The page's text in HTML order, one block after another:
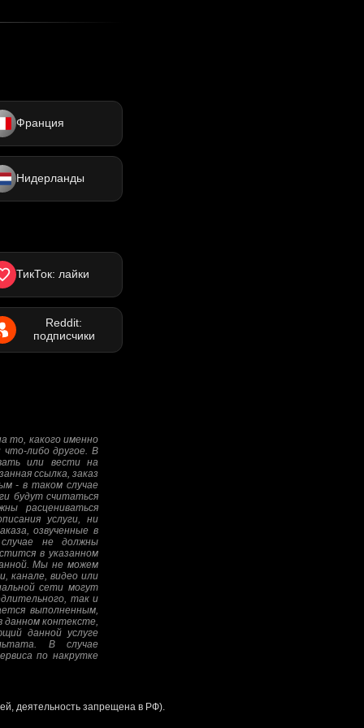
Франция
Нидерланды
ТикТок: лайки
Reddit:
подписчики
то, какого именно
либо другое. В
или вести на
ссылка, заказ
- в таком случае
будут считаться
расцениваться
услуги, ни
озвученные в
не должны
в указанном
Мы не можем
канале, видео или
сети могут
так и
выполненным,
данном контексте,
данной услуге
В случае
по накрутке
деятельность запрещена в РФ).